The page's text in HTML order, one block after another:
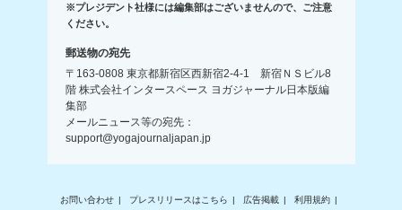
※プレジデント社様には編集部はございませんので、ご注意
ください。
郵送物の宛先
〒163-0808 東京都新宿区西新宿2-4-1 新宿ＮＳビル8
階 株式会社インタースペース ヨガジャーナル日本版編
集部
メールニュース等の宛先：
support@yogajournaljapan.jp
お問い合わせ プレスリリースはこちら 広告掲載 利用規約